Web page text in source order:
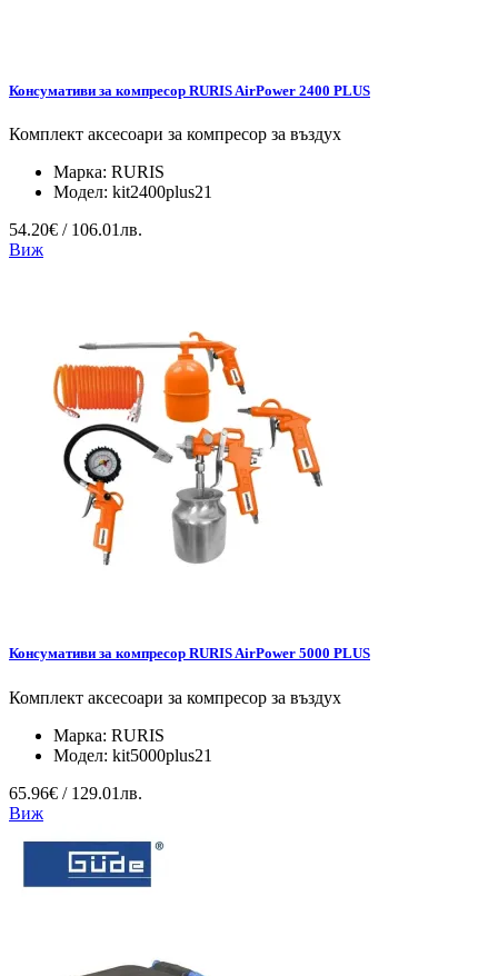
Консумативи за компресор RURIS AirPower 2400 PLUS
Комплект аксесоари за компресор за въздух
Марка: RURIS
Модел: kit2400plus21
54.20€ / 106.01лв.
Виж
Консумативи за компресор RURIS AirPower 5000 PLUS
Комплект аксесоари за компресор за въздух
Марка: RURIS
Модел: kit5000plus21
65.96€ / 129.01лв.
Виж